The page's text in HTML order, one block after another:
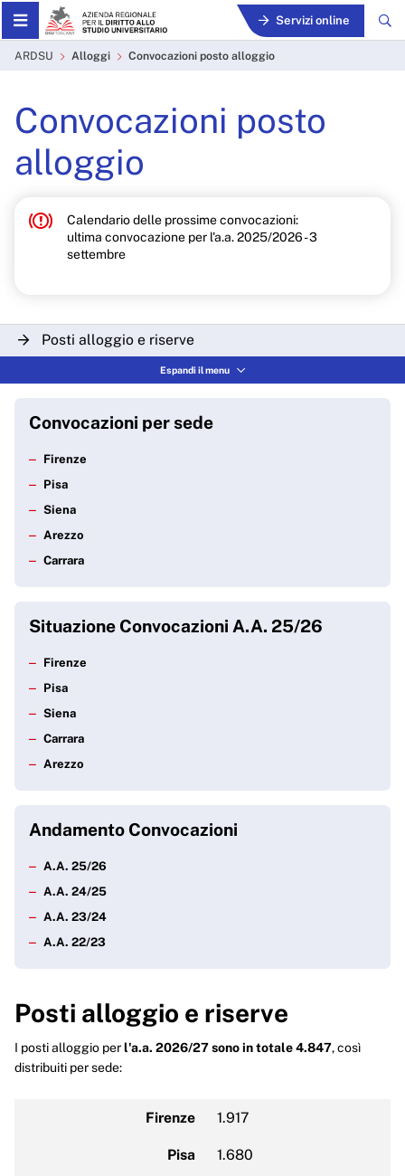
Skip to Main Content Servizi online
Convocazioni posto
ARDSU Alloggi Convocazioni posto alloggio
Convocazioni posto
alloggio
Calendario delle prossime convocazioni:
ultima convocazione per l'a.a. 2025/2026 - 3
settembre
Posti alloggio e riserve
Istruzioni per gli studenti convocati
Potrebbe interessarti
Posto alloggio
Espandi il menu
Posti alloggio e riserve
I posti alloggio per l'a.a. 2026/27 sono in totale 4.847, così
distribuiti per sede:
Firenze 1.917
Pisa 1.680
Convocazioni per sede
Firenze
Pisa
Siena
Arezzo
Carrara
Situazione Convocazioni A.A. 25/26
Firenze
Pisa
Siena
Carrara
Arezzo
Andamento Convocazioni
A.A. 25/26
A.A. 24/25
A.A. 23/24
A.A. 22/23